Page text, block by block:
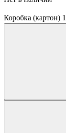
Коробка (картон)